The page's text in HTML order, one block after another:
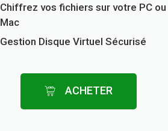
Chiffrez vos fichiers sur votre PC ou
Mac
Gestion Disque Virtuel Sécurisé
ACHETER